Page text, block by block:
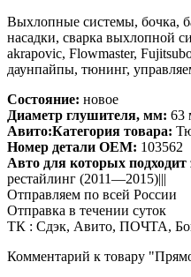
Выхлопные системы, бочка,
насадки, сварка выхлопной
akrapovic, Flowmaster,
даунпайпы, тюнинг,
Состояние: новое
Диаметр глушителя, мм: 63
Авито:Категория товара:
Номер детали OEM: 103562
Авто для которых подходит
рестайлинг (2011—2015)|||
Отправляем по всей России
Отправка в течении суток
ТК : Сдэк, Авито, ПОЧТА,
Комментарий к товару